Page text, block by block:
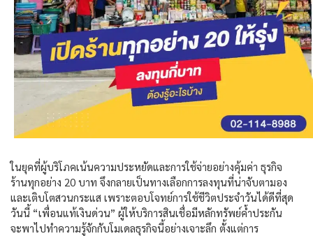
ในยุคที่ผู้บริโภคเน้นความประหยัดและการใช้จ่ายอย่างคุ้มค่า ธุรกิจ
ร้านทุกอย่าง 20 บาท จึงกลายเป็นทางเลือกการลงทุนที่น่าจับตามอง
และเติบโตสวนกระแส เพราะตอบโจทย์การใช้ชีวิตประจำวันได้ดีที่สุด
วันนี้ “เพื่อนแท้เงินด่วน” ผู้ให้บริการสินเชื่อมีหลักทรัพย์ค้ำประกัน
จะพาไปทำความรู้จักกับโมเดลธุรกิจนี้อย่างเจาะลึก ตั้งแต่การ